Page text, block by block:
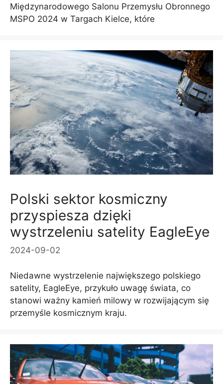
Międzynarodowego Salonu Przemysłu Obronnego
MSPO 2024 w Targach Kielce, które
Polski sektor kosmiczny
przyspiesza dzięki
wystrzeleniu satelity EagleEye
2024-09-02
Niedawne wystrzelenie największego polskiego
satelity, EagleEye, przykuło uwagę świata, co
stanowi ważny kamień milowy w rozwijającym się
przemyśle kosmicznym kraju.